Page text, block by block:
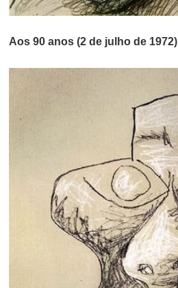
Aos 90 anos (2 de julho de 1972)